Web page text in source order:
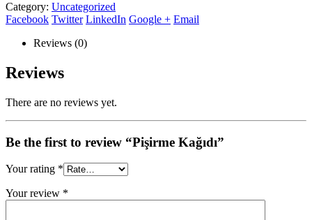
Category: Uncategorized
Facebook Twitter LinkedIn Google + Email
Reviews (0)
Reviews
There are no reviews yet.
Be the first to review “Pişirme Kağıdı”
Your rating *
Your review *